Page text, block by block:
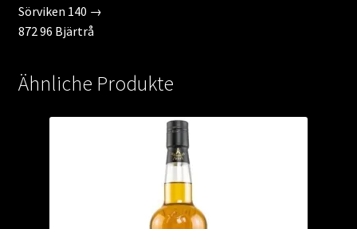
Sörviken 140 →
872 96 Bjärtrå
Ähnliche Produkte